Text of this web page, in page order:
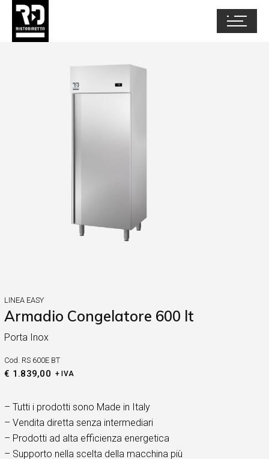
LINEA EASY
Armadio Congelatore 600 lt
Porta Inox
Cod. RS 600E BT
€ 1.839,00 + IVA
– Tutti i prodotti sono Made in Italy
– Vendita diretta senza intermediari
– Prodotti ad alta efficienza energetica
– Supporto nella scelta della macchina più